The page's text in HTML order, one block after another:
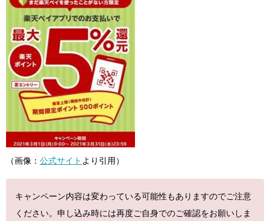
（画像： 公式サイト より引用）
キャンペーン内容は変わっている可能性もありますのでご注意
ください。申し込み時には再度ご自身でのご確認をお願いしま